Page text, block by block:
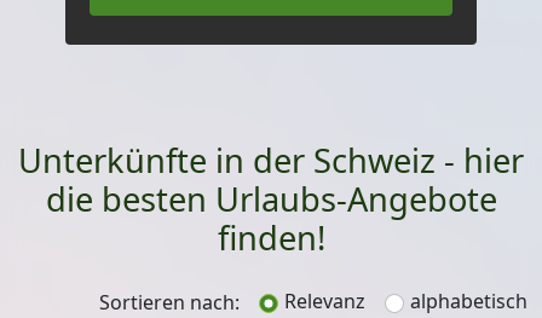
Unterkünfte in der Schweiz - hier
die besten Urlaubs-Angebote
finden!
Sortieren nach: Relevanz
alphabetisch